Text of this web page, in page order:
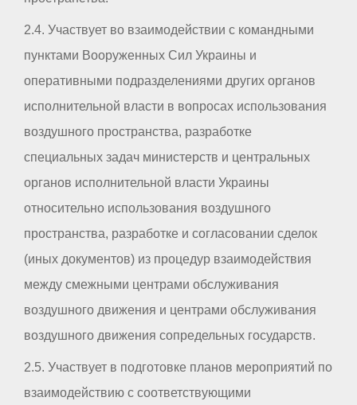
2.4. Участвует во взаимодействии с командными
пунктами Вооруженных Сил Украины и
оперативными подразделениями других органов
исполнительной власти в вопросах использования
воздушного пространства, разработке
специальных задач министерств и центральных
органов исполнительной власти Украины
относительно использования воздушного
пространства, разработке и согласовании сделок
(иных документов) из процедур взаимодействия
между смежными центрами обслуживания
воздушного движения и центрами обслуживания
воздушного движения сопредельных государств.
2.5. Участвует в подготовке планов мероприятий по
взаимодействию с соответствующими